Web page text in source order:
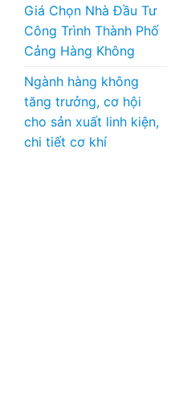
Giá Chọn Nhà Đầu Tư
Công Trình Thành Phố
Cảng Hàng Không
Ngành hàng không
tăng trưởng, cơ hội
cho sản xuất linh kiện,
chi tiết cơ khí